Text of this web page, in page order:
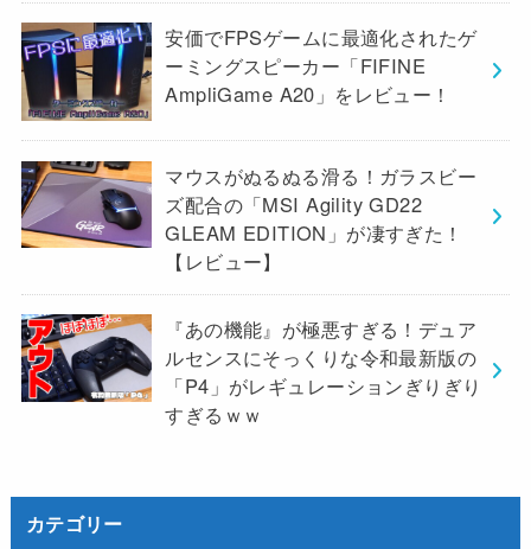
安価でFPSゲームに最適化されたゲ
ーミングスピーカー「FIFINE
AmpliGame A20」をレビュー！
マウスがぬるぬる滑る！ガラスビー
ズ配合の「MSI Agility GD22
GLEAM EDITION」が凄すぎた！
【レビュー】
『あの機能』が極悪すぎる！デュア
ルセンスにそっくりな令和最新版の
「P4」がレギュレーションぎりぎり
すぎるｗｗ
カテゴリー